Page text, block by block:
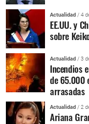
Actualidad / 4
EE.UU. y
sobre
Actualidad / 3
Incendios
de 65.000
arrasadas
Actualidad / 2
Ariana